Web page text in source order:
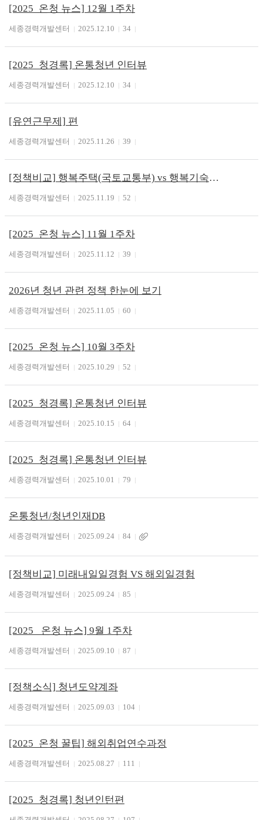
[2025_온청 뉴스] 12월 1주차
세종경력개발센터 2025.12.10 34
[2025_청경록] 온통청년 인터뷰
세종경력개발센터 2025.12.10 34
[유연근무제] 편
세종경력개발센터 2025.11.26 39
[정책비교] 행복주택(국토교통부) vs 행복기숙사(한국사학진흥재단)
세종경력개발센터 2025.11.19 52
[2025_온청 뉴스] 11월 1주차
세종경력개발센터 2025.11.12 39
2026년 청년 관련 정책 한눈에 보기
세종경력개발센터 2025.11.05 60
[2025_온청 뉴스] 10월 3주차
세종경력개발센터 2025.10.29 52
[2025_청경록] 온통청년 인터뷰
세종경력개발센터 2025.10.15 64
[2025_청경록] 온통청년 인터뷰
세종경력개발센터 2025.10.01 79
온통청년/청년인재DB
세종경력개발센터 2025.09.24 84
[정책비교] 미래내일일경험 VS 해외일경험
세종경력개발센터 2025.09.24 85
[2025 _온청 뉴스] 9월 1주차
세종경력개발센터 2025.09.10 87
[정책소식] 청년도약계좌
세종경력개발센터 2025.09.03 104
[2025_온청 꿀팁] 해외취업연수과정
세종경력개발센터 2025.08.27 111
[2025_청경록] 청년인턴편